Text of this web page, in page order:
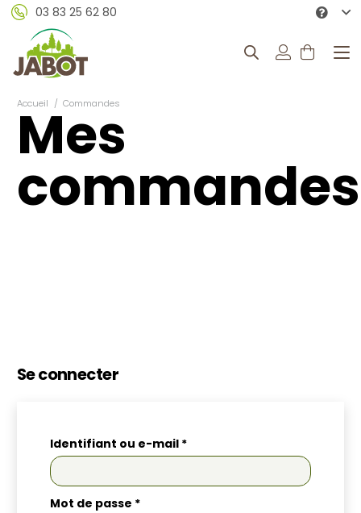
03 83 25 62 80
Accueil / Commandes
Mes
commandes
Se connecter
Identifiant ou e-mail *Obligatoire
Mot de passe *Obligatoire